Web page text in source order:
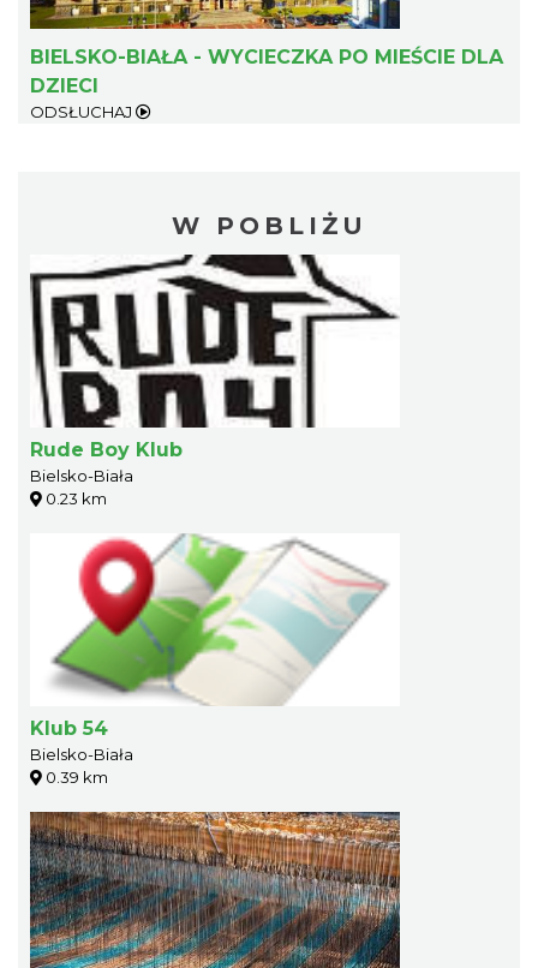
BIELSKO-BIAŁA - WYCIECZKA PO MIEŚCIE DLA
DZIECI
ODSŁUCHAJ
W POBLIŻU
Rude Boy Klub
Bielsko-Biała
0.23 km
Klub 54
Bielsko-Biała
0.39 km